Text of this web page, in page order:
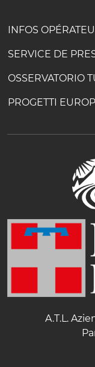
INFOS
SERVICE DE
OSSERVATORIO
PROGETTI
A.T.L.